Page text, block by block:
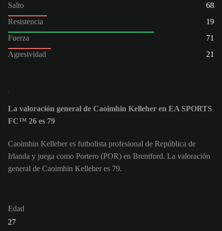
Salto
68
Resistencia
19
Fuerza
71
Agresividad
21
La valoración general de Caoimhin Kelleher en EA SPORTS
FC™ 26 es 79
Caoimhin Kelleher es futbolista profesional de República de
Irlanda y juega como Portero (POR) en Brentford. La valoración
general de Caoimhin Kelleher es 79.
Edad
27